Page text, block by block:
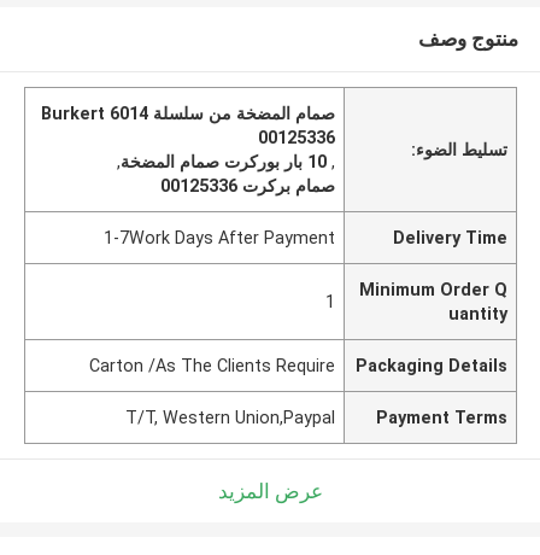
منتوج وصف
تسليط الضوء:
صمام المضخة من سلسلة 6014 Burkert
00125336
,10 بار بوركرت صمام المضخة
,
صمام بركرت 00125336
Delivery Time
1-7Work Days After Payment
Minimum Order Q
uantity
1
Packaging Details
Carton /As The Clients Require
Payment Terms
T/T, Western Union,Paypal
عرض المزيد